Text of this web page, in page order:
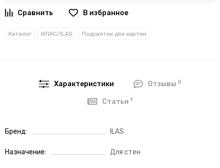
В избранное
Каталог ИЛАС/ILAS Подсветки для картин
Характеристики Отзывы 0
Статьи1
Бренд ILAS
Назначение Для стен